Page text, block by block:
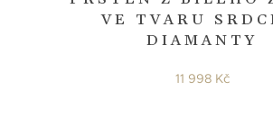
VE TVARU
DIAMANTY
11 998 Kč